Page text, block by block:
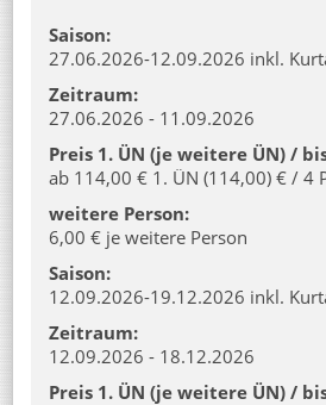
Saison:
27.06.2026-12.09.2026 inkl.
Zeitraum:
27.06.2026 - 11.09.2026
Preis 1. ÜN (je weitere ÜN) /
ab 114,00 € 1. ÜN (114,00) € / 4
weitere Person:
6,00 € je weitere Person
Saison:
12.09.2026-19.12.2026 inkl.
Zeitraum:
12.09.2026 - 18.12.2026
Preis 1. ÜN (je weitere ÜN) /